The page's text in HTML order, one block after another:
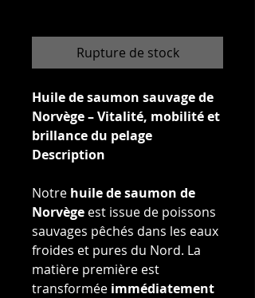
Rupture de stock
Huile de saumon sauvage de
Norvège – Vitalité, mobilité et
brillance du pelage
Description
Notre huile de saumon de
Norvège est issue de poissons
sauvages pêchés dans les eaux
froides et pures du Nord. La
matière première est
transformée immédiatement